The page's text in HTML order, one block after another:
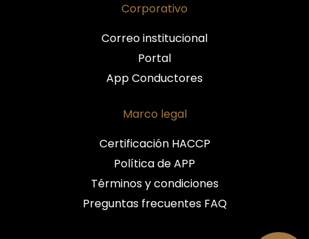
Corporativo
Correo institucional
Portal
App Conductores
Marco legal
Certificación HACCP
Política de APP
Términos y condiciones
Preguntas frecuentes FAQ